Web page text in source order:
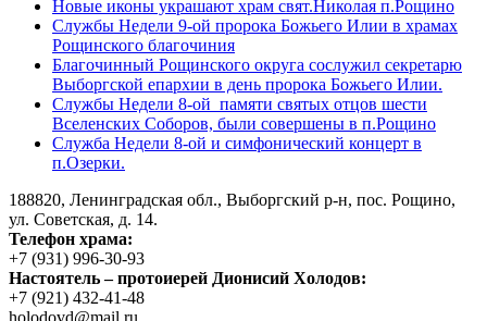
Новые иконы украшают храм свят.Николая п.Рощино
Службы Недели 9-ой пророка Божьего Илии в храмах
Рощинского благочиния
Благочинный Рощинского округа сослужил секретарю
Выборгской епархии в день пророка Божьего Илии.
Службы Недели 8-ой памяти святых отцов шести
Вселенских Соборов, были совершены в п.Рощино
Служба Недели 8-ой и симфонический концерт в
п.Озерки.
188820, Ленинградская обл., Выборгский р-н, пос. Рощино,
ул. Советская, д. 14.
Телефон храма:
+7 (931) 996-30-93
Настоятель – протоиерей Дионисий Холодов:
+7 (921) 432-41-48
holodovd@mail.ru